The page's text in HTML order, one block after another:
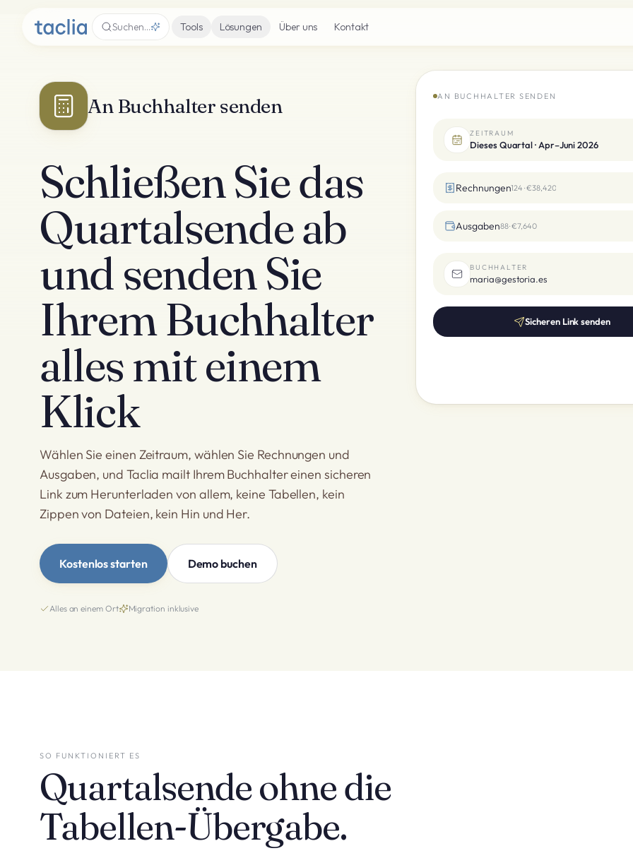
Suchen… Tools Lösungen Über uns Kontakt
An Buchhalter senden
Schließen Sie das
Quartalsende ab
und senden Sie
Ihrem Buchhalter
alles mit einem
Klick
Wählen Sie einen Zeitraum, wählen Sie Rechnungen und
Ausgaben, und Taclia mailt Ihrem Buchhalter einen sicheren
Link zum Herunterladen von allem, keine Tabellen, kein
Zippen von Dateien, kein Hin und Her.
Kostenlos starten Demo buchen
Alles an einem Ort Migration inklusive
AN BUCHHALTER SENDEN
ZEITRAUM
Dieses Quartal · Apr–Juni 2026
Rechnungen124 · €38,420
Ausgaben88 · €7,640
BUCHHALTER
maria@gestoria.es
Sicheren Link senden
SO FUNKTIONIERT ES
Quartalsende ohne die
Tabellen-Übergabe.